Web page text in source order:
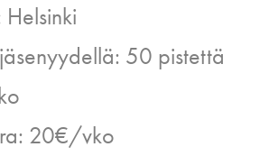
50 pistettä
20€/vko